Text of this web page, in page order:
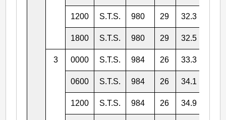
1200 S.T.S. 980 29 32.3
1800 S.T.S. 980 29 32.5
3 0000 S.T.S. 984 26 33.3
0600 S.T.S. 984 26 34.1
1200 S.T.S. 984 26 34.9